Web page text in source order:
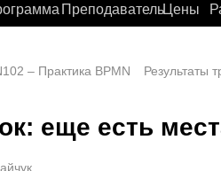
ПреподавательЦены
– Практика BPMN Результаты
еще есть